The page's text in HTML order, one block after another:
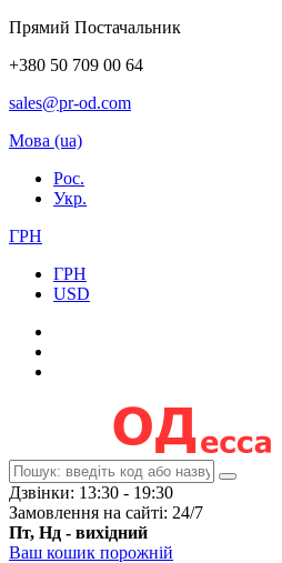
Прямий Постачальник
+380 50 709 00 64
sales@pr-od.com
Мова (ua)
Рос.
Укр.
ГРН
ГРН
USD
Дзвінки: 13:30 - 19:30
Замовлення на сайті: 24/7
Пт, Нд - вихідний
Ваш кошик порожній